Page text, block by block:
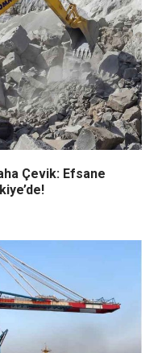
Çevik: Efsane